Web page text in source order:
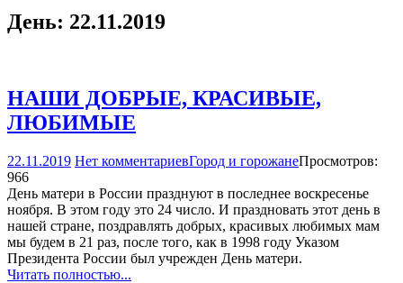
День: 22.11.2019
НАШИ ДОБРЫЕ, КРАСИВЫЕ,
ЛЮБИМЫЕ
22.11.2019 Нет комментариевГород и горожанеПросмотров:
966
День матери в России празднуют в последнее воскресенье
ноября. В этом году это 24 число. И праздновать этот день в
нашей стране, поздравлять добрых, красивых любимых мам
мы будем в 21 раз, после того, как в 1998 году Указом
Президента России был учрежден День матери.
Читать полностью...